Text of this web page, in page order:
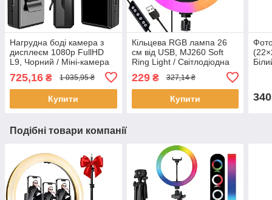
Нагрудна боді камера з
дисплеєм 1080p FullHD
L9, Чорний / Міні-камера
відеореєстратор з кліпсою
725,16 ₴ 1 035,95 ₴
Купити
Кільцева RGB лампа 26
см від USB, MJ260 Soft
Ring Light / Світлодіодна
лампа для фото та відео
229₴ 327,14 ₴
Купити
Подібні товари компанії